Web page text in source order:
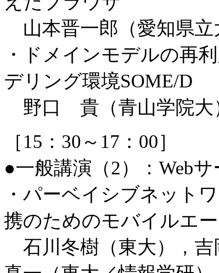
山本晋一郎（愛知県立
・ドメインモデルの再
デリング環境SOME/D
野口 貴（青山学院大
［15：30～17：00］
●一般講演（2）：Web
・パーベイシブネット
携のためのモバイルエ
石川冬樹（東大），吉